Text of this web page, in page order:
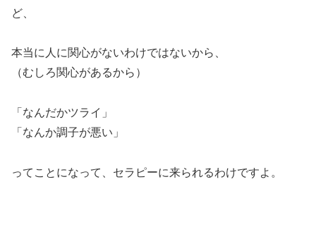
ど、
本当に人に関心がないわけではないから、
（むしろ関心があるから）
「なんだかツライ」
「なんか調子が悪い」
ってことになって、セラピーに来られるわけですよ。